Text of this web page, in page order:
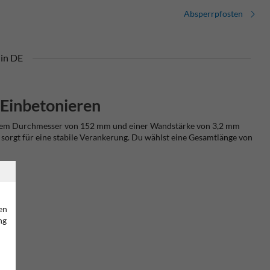
Absperrpfosten
DE
Durchmesser von 152 mm und einer Wandstärke von 3,2 mm
für eine stabile Verankerung. Du wählst eine Gesamtlänge von